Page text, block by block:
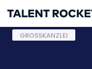
GROSSKANZLEI